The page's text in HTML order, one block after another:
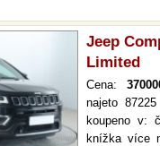
Jeep
Limited
Cena:
najeto
koupeno v:
knížka více